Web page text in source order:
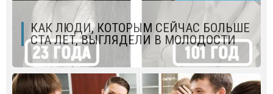
КАК ЛЮДИ, КОТОРЫМ СЕЙЧАС БОЛЬШЕ
СТА ЛЕТ, ВЫГЛЯДЕЛИ В МОЛОДОСТИ